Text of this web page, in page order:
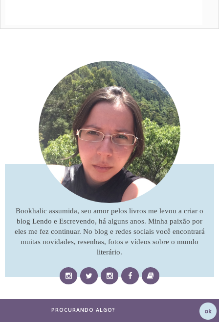
Bookhalic assumida, seu amor pelos livros me levou a criar o
blog Lendo e Escrevendo, há alguns anos. Minha paixão por
eles me fez continuar. No blog e redes sociais você encontrará
muitas novidades, resenhas, fotos e vídeos sobre o mundo
literário.